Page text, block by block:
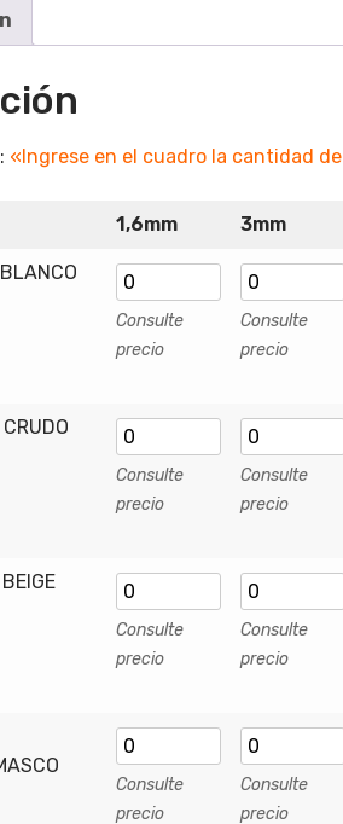
«Ingrese en el cuadro la cantidad de
1,6mm 3mm
Consulte
precio
Consulte
precio
Consulte
precio
Consulte
precio
Consulte
precio
Consulte
precio
Consulte
precio
Consulte
precio